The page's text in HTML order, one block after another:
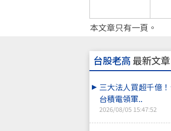
本文章只有一頁。
台股老高最新文章
三大法人買超千億
台積電領軍..
2026/08/05 15:47:52